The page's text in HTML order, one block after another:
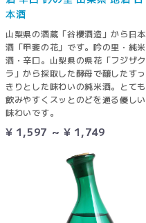
本酒
山梨県の酒蔵「谷櫻酒造」から日本
酒「甲斐の花」です。吟の里・純米
酒・辛口。山梨県の県花「フジザク
ラ」から採取した酵母で醸したすっ
きりとした味わいの純米酒。とても
飲みやすくスッとのどを通る優しい
味わいです。
¥ 1,597 ～ ¥ 1,749